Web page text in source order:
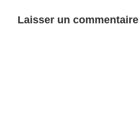
Laisser un commentaire